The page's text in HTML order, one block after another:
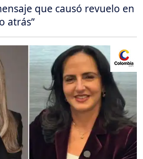
que causó revuelo en
atrás”